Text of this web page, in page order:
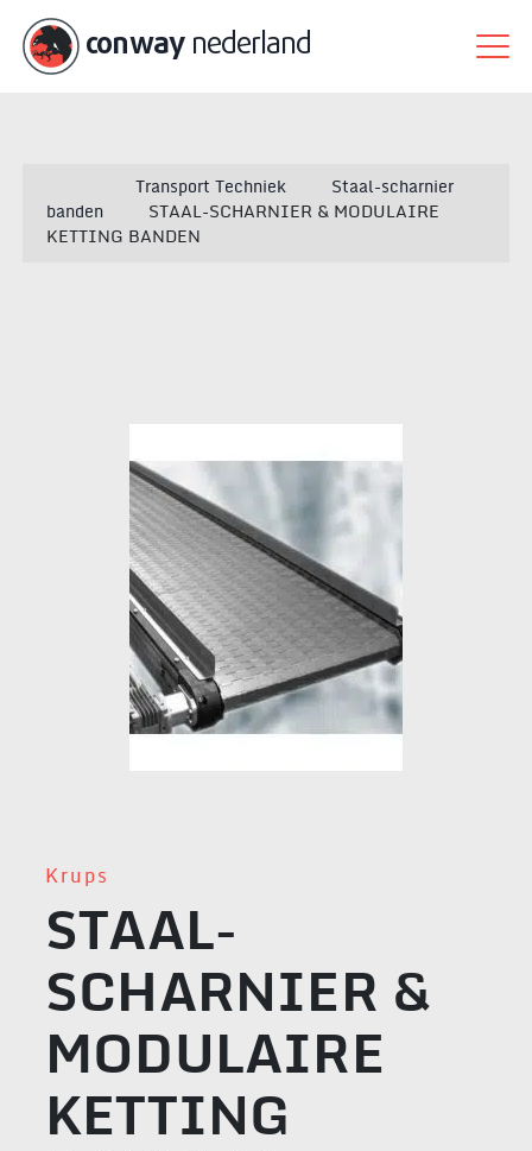
conwaynederland
Transport Techniek
Staal-scharnier
banden
STAAL-SCHARNIER & MODULAIRE
KETTING BANDEN
Krups
STAAL-
SCHARNIER &
MODULAIRE
KETTING